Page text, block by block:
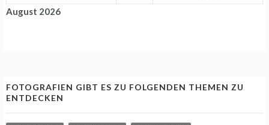
August 2026
FOTOGRAFIEN GIBT ES ZU FOLGENDEN THEMEN ZU
ENTDECKEN